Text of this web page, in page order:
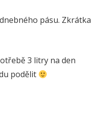
pásu. Zkrátka
3 litry na den
podělit